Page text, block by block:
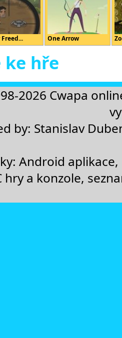
One Arrow
ke hře
2026 Cwapa
by: Stanislav
Android aplikace,
hry a konzole,